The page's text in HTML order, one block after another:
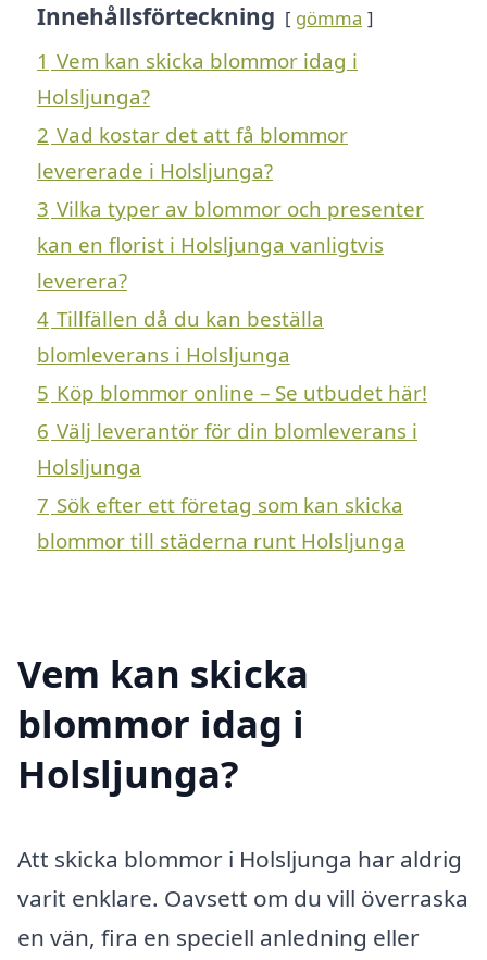
Innehållsförteckning gömma
1 Vem kan skicka blommor idag i
Holsljunga?
2 Vad kostar det att få blommor
levererade i Holsljunga?
3 Vilka typer av blommor och presenter
kan en florist i Holsljunga vanligtvis
leverera?
4 Tillfällen då du kan beställa
blomleverans i Holsljunga
5 Köp blommor online – Se utbudet här!
6 Välj leverantör för din blomleverans i
Holsljunga
7 Sök efter ett företag som kan skicka
blommor till städerna runt Holsljunga
Vem kan skicka
blommor idag i
Holsljunga?
Att skicka blommor i Holsljunga har aldrig
varit enklare. Oavsett om du vill överraska
en vän, fira en speciell anledning eller